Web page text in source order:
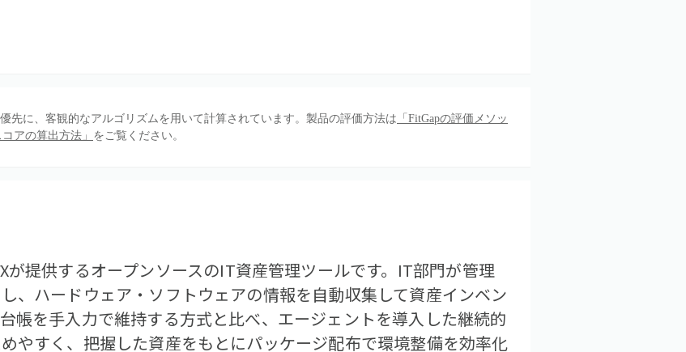
先に、客観的なアルゴリズムを用いて計算されています。製品の評価方法は 「FitGapの評価メソッ
コアの算出方法」 をご覧ください。
提供するオープンソースのIT資産管理ツールです。IT部門が管理
、ハードウェア・ソフトウェアの情報を自動収集して資産インベン
帳を手入力で維持する方式と比べ、エージェントを導入した継続的
やすく、把握した資産をもとにパッケージ配布で環境整備を効率化